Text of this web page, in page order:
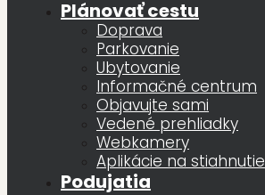
Plánovať cestu
Doprava
Parkovanie
Ubytovanie
Informačné centrum
Objavujte sami
Vedené prehliadky
Webkamery
Aplikácie na stiahnutie
Podujatia